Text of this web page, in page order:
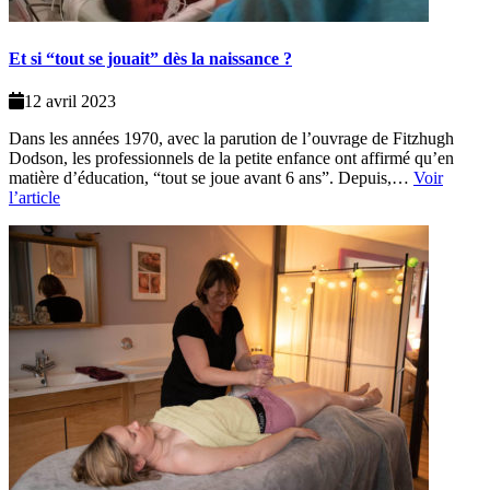
Et si “tout se jouait” dès la naissance ?
12 avril 2023
Dans les années 1970, avec la parution de l’ouvrage de Fitzhugh
Dodson, les professionnels de la petite enfance ont affirmé qu’en
matière d’éducation, “tout se joue avant 6 ans”. Depuis,… Voir
l’article